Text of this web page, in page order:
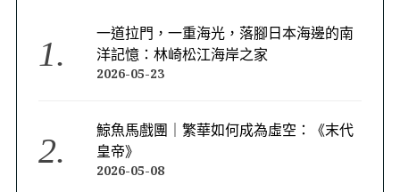
一道拉門，一重海光，落腳日本海邊的南
洋記憶：林崎松江海岸之家
2026-05-23
鯨魚馬戲團｜繁華如何成為虛空：《末代
皇帝》
2026-05-08